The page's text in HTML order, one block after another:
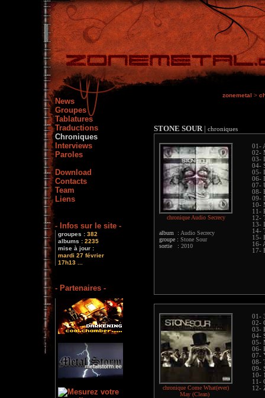
News
Groupes
Tablatures
Traductions
Chroniques
Interviews
Paroles
Download
Contacts
Team
Liens
- Infos sur le site -
groupes : 382
albums : 2235
mise à jour :
mardi 27 février
17h13 ...
- Partenaires -
zonemetal >
STONE SOUR| chroniques
chronique Audio Secrecy
album : Audio Secrecy
groupe : Stone Sour
sortie : 2010
01-
02-
03-
04-
05-
06-
07-
08-
09-
10-
11-
12-
13-
14-
15-
16-
17-
chronique Come What(ever)
May (Clean)
01-
02-
03-
04-
05-
06-
07-
08-
09-
10-
11-
12-